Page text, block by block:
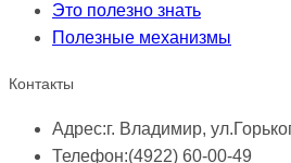
Это полезно знать
Полезные механизмы
Контакты
Адрес:г. Владимир,
Телефон:(4922) 60-00-49